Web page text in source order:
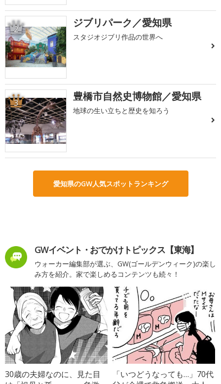
2 ジブリパーク／愛知県
スタジオジブリ作品の世界へ
3 豊橋市自然史博物館／愛知県
地球の生い立ちと歴史を知ろう
愛知県のGW人気スポットランキング
GWイベント・おでかけトピックス【東海】
ウォーカー編集部が選ぶ、GW(ゴールデンウィーク)の楽し
み方を紹介。家で楽しめるコンテンツも続々！
30歳の夫婦なのに、見た目
「いつどうなっても…」70代